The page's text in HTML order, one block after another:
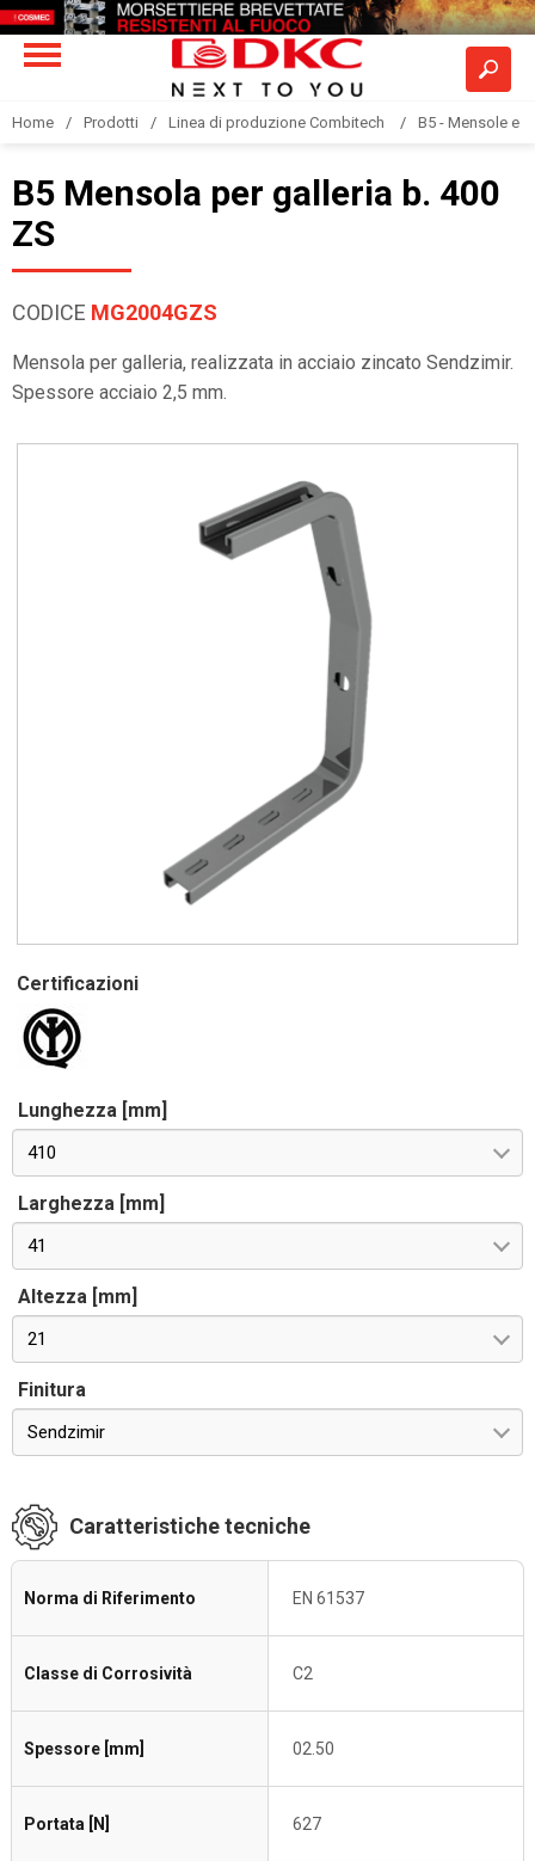
Home Prodotti Linea di produzione Combitech B5 - Mensole e
B5 Mensola per galleria b. 400
ZS
CODICE MG2004GZS
Mensola per galleria, realizzata in acciaio zincato Sendzimir.
Spessore acciaio 2,5 mm.
Certificazioni
Lunghezza [mm]
410
Larghezza [mm]
41
Altezza [mm]
21
Finitura
Sendzimir
Caratteristiche tecniche
Norma di Riferimento EN 61537
Classe di Corrosività C2
Spessore [mm] 02.50
Portata [N] 627